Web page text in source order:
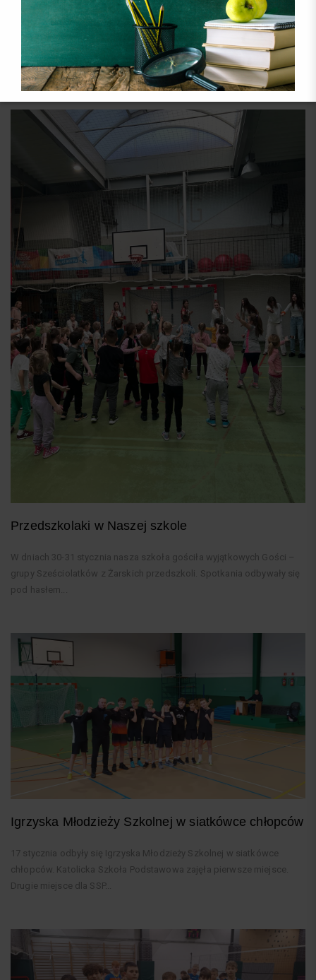
Boże Narodzenie
Szopki Bożonarodzeniowe
YOU MAY ALSO LIKE
Przedszkolaki w Naszej szkole
W dniach 30-31 stycznia nasza szkoła gościła wyjątkowych Gości –
grupy Sześciolatków z Żarskich przedszkoli. Spotkania odbywały się
pod hasłem...
Igrzyska Młodzieży Szkolnej w siatkówce chłopców
17 stycznia odbyły się Igrzyska Młodzieży Szkolnej w siatkówce
chłopców. Katolicka Szkoła Podstawowa zajęła pierwsze miejsce.
Drugie miejsce dla SSP...